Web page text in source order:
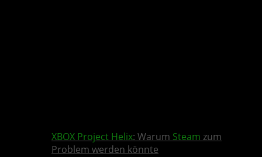
XBOX Project Helix: Warum Steam zum
Problem werden könnte